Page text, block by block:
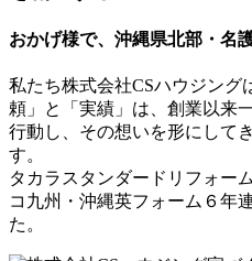
おかげ様で、沖縄県北部・名
私たち株式会社CSハウジング
頼」と「実績」は、創業以来
行動し、その想いを形にして
す。
タカラスタンダードリフォー
コ九州・沖縄英フォーム６年
た。